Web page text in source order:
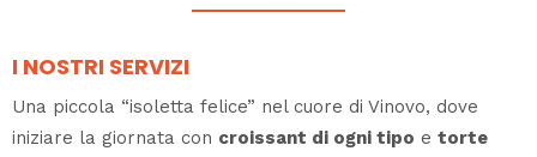
I NOSTRI SERVIZI
Una piccola “isoletta felice” nel cuore di Vinovo, dove
iniziare la giornata con croissant di ogni tipo e torte